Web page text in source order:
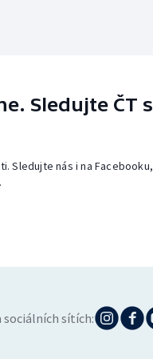
Sledujte ČT
Sledujte nás i na Facebooku,
sociálních sítích: